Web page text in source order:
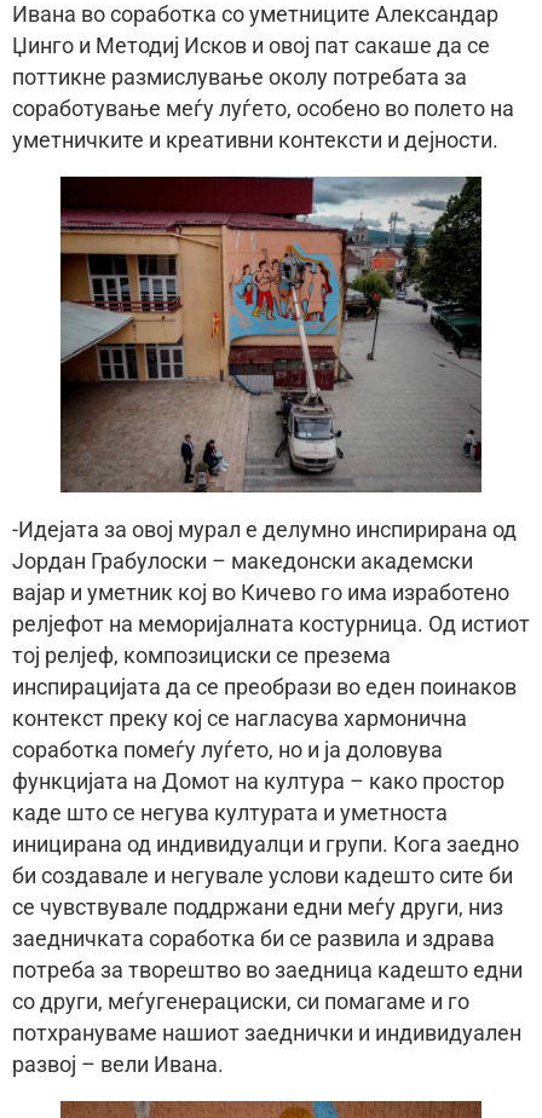
Ивана во соработка со уметниците Александар
Џинго и Методиј Исков и овој пат сакаше да се
поттикне размислување околу потребата за
соработување меѓу луѓето, особено во полето на
уметничките и креативни контексти и дејности.
-Идејата за овој мурал е делумно инспирирана од
Јордан Грабулоски – македонски академски
вајар и уметник кој во Кичево го има изработено
релјефот на меморијалната костурница. Од истиот
тој релјеф, композициски се презема
инспирацијата да се преобрази во еден поинаков
контекст преку кој се нагласува хармонична
соработка помеѓу луѓето, но и ја доловува
функцијата на Домот на култура – како простор
каде што се негува културата и уметноста
иницирана од индивидуалци и групи. Кога заедно
би создавале и негувале услови кадешто сите би
се чувствувале поддржани едни меѓу други, низ
заедничката соработка би се развила и здрава
потреба за творештво во заедница кадешто едни
со други, меѓугенерациски, си помагаме и го
потхрануваме нашиот заеднички и индивидуален
развој – вели Ивана.